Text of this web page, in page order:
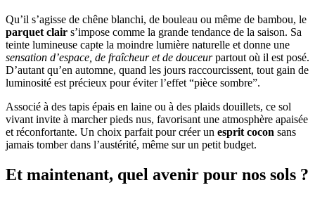
Qu’il s’agisse de chêne blanchi, de bouleau ou même de bambou, le
parquet clair s’impose comme la grande tendance de la saison. Sa
teinte lumineuse capte la moindre lumière naturelle et donne une
sensation d’espace, de fraîcheur et de douceurpartout où il est posé.
D’autant qu’en automne, quand les jours raccourcissent, tout gain de
luminosité est précieux pour éviter l’effet “pièce sombre”.
Associé à des tapis épais en laine ou à des plaids douillets, ce sol
vivant invite à marcher pieds nus, favorisant une atmosphère apaisée
et réconfortante. Un choix parfait pour créer un esprit cocon sans
jamais tomber dans l’austérité, même sur un petit budget.
Et maintenant, quel avenir pour nos sols ?